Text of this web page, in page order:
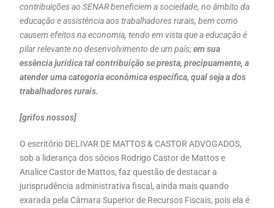
contribuições ao SENAR beneficiem a sociedade, no âmbito da
educação e assistência aos trabalhadores rurais, bem como
causem efeitos na economia, tendo em vista que a educação é
pilar relevante no desenvolvimento de um país;em sua
essência jurídica tal contribuição se presta, precipuamente, a
atender uma categoria econômica específica, qual seja a dos
trabalhadores rurais.
[grifos nossos]
O escritório DELIVAR DE MATTOS & CASTOR ADVOGADOS,
sob a liderança dos sócios Rodrigo Castor de Mattos e
Analice Castor de Mattos, faz questão de destacar a
jurisprudência administrativa fiscal, ainda mais quando
exarada pela Câmara Superior de Recursos Fiscais, pois ela é